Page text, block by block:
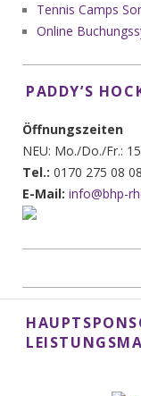
Tennis Camps
Online
PADDY’S
Öffnungszeiten
NEU: Mo./Do./Fr.:
Tel.: 0170 275 08 08
E-Mail: info@bhp-